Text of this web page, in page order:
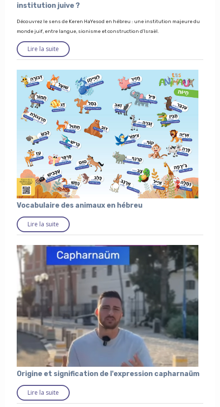
institution juive ?
Découvrez le sens de Keren HaYesod en hébreu : une institution majeure du
monde juif, entre langue, sionisme et construction d’Israël.
Lire la suite
Vocabulaire des animaux en hébreu
Lire la suite
Origine et signification de l'expression capharnaüm
Lire la suite